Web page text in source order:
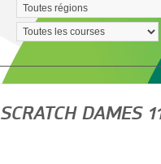
SCRATCH DAMES